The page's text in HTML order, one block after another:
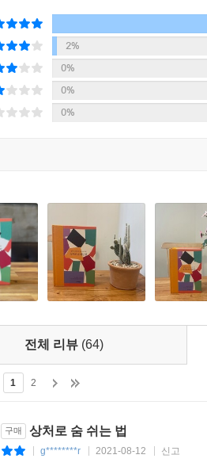
다.
손금은 타고나는 것이며 그걸 보면
아오는 동안 손금이 변할 수도 있다
자연스럽게 주먹을 쥐게 돼요. 저는
면 늘 내가 놓쳤던 빈틈들만이 남아
이 보인다는 겁니다. 그러면 남은 생
아니라 나를 깨어나게 만들어요. 그
시간이 아니에요. 불면의 시간은 우
이 안 와요. 자야 된다는 강박만 없으
문지방을 건너올 수가 없어요. 무엇
걷고 앉아서 램프를 켜고 손바닥을
나서 할 일이 생겨요. 그 일은 뭡니
서 자요. 큰 기대감이 있기 때문이죠.
2%
0%
0%
0%
전체 리뷰 (64)
1 2
구매 상처로 숨 쉬는 법
g********r 2021-08-12 신고